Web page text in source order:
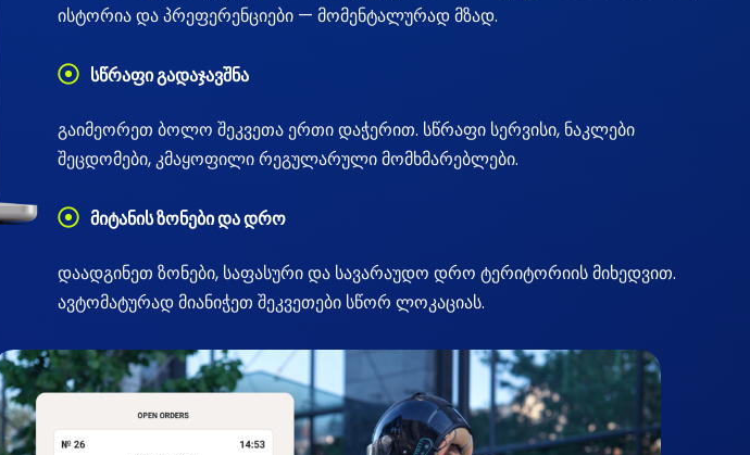
ისტორია და პრეფერენციები — მომენტალურად მზად.
სწრაფი გადაჯავშნა
გაიმეორეთ ბოლო შეკვეთა ერთი დაჭერით. სწრაფი სერვისი, ნაკლები
შეცდომები, კმაყოფილი რეგულარული მომხმარებლები.
მიტანის ზონები და დრო
დაადგინეთ ზონები, საფასური და სავარაუდო დრო ტერიტორიის მიხედვით.
ავტომატურად მიანიჭეთ შეკვეთები სწორ ლოკაციას.